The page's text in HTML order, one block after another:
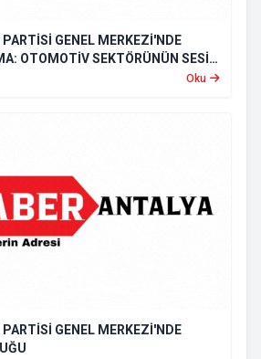
GENEL MERKEZİ'NDE
OTOMOTİV SEKTÖRÜNÜN SESİ
YANKILANDI
Oku
GENEL MERKEZİ'NDE